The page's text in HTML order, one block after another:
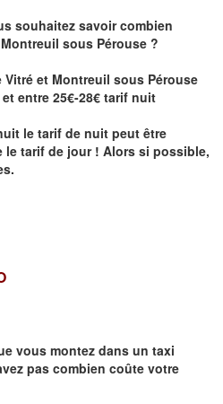
souhaitez savoircombien
sous Pérouse ?
et Montreuil sous Pérouse
entre 25€-28€ tarif nuit
le tarif de nuit peut être
le tarif de jour ! Alors si possible,
vous montez dans un taxi
pas combien coûte votre